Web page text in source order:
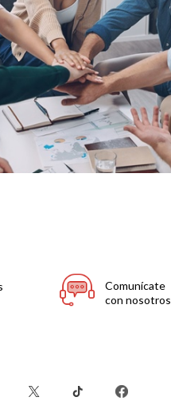
Comunícate
con nosotros